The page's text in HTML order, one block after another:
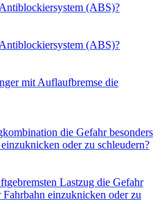
(ABS)?
(ABS)?
mit Auflaufbremse die
die Gefahr besonders
oder zu schleudern?
Lastzug die Gefahr
einzuknicken oder zu